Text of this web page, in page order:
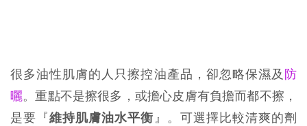
很多油性肌膚的人只擦控油產品，卻忽略保濕及 防
曬。重點不是擦很多，或擔心皮膚有負擔而都不擦，
是要『維持肌膚油水平衡 』。可選擇比較清爽的劑